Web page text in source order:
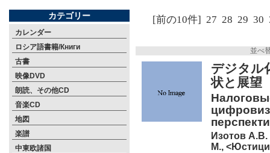
カテゴリー
カレンダー
ロシア語書籍/Книги
古書
映像DVD
朗読、その他CD
音楽CD
地図
楽譜
中東欧諸国
[前の10件] 27 28 29 30
並べ
デジタル
状と展望
Изотов А.В.
М.,